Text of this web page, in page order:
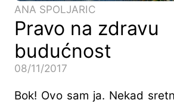
ANA SPOLJARIC
Pravo na zdravu
budućnost
08/11/2017
Bok! Ovo sam ja. Nekad